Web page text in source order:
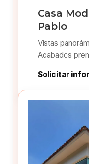
Casa
Pablo
Vistas
Acabados
Solicitar